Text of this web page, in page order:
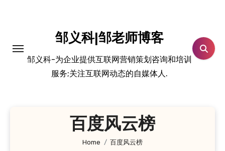
邹义科|邹老师博客
邹义科-为企业提供互联网营销策划咨询和培训
服务;关注互联网动态的自媒体人.
百度风云榜
Home 百度风云榜